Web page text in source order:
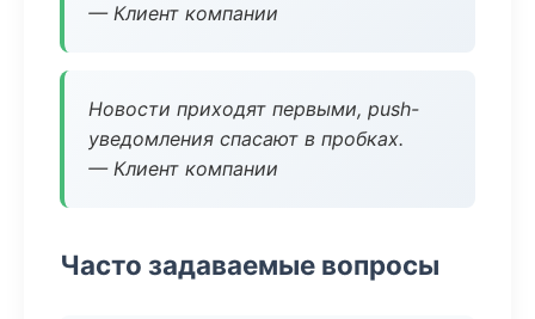
— Клиент компании
Новости приходят первыми, push-
уведомления спасают в пробках.
— Клиент компании
Часто задаваемые вопросы